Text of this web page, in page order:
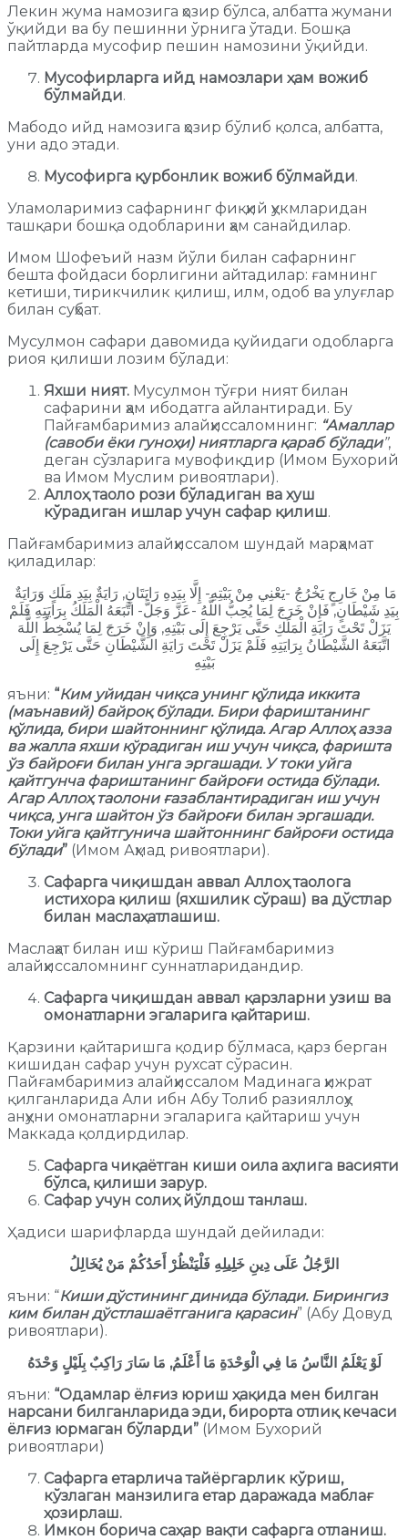
Лекин жума намозига ҳозир бўлса, албатта жумани
ўқийди ва бу пешинни ўрнига ўтади. Бошқа
пайтларда мусофир пешин намозини ўқийди.
Мусофирларга ийд намозлари ҳам вожиб
бўлмайди.
Мабодо ийд намозига ҳозир бўлиб қолса, албатта,
уни адо этади.
Мусофирга қурбонлик вожиб бўлмайди.
Уламоларимиз сафарнинг фиқҳий ҳукмларидан
ташқари бошқа одобларини ҳам санайдилар.
Имом Шофеъий назм йўли билан сафарнинг
бешта фойдаси борлигини айтадилар: ғамнинг
кетиши, тирикчилик қилиш, илм, одоб ва улуғлар
билан суҳбат.
Мусулмон сафари давомида қуйидаги одобларга
риоя қилиши лозим бўлади:
Яхши ният. Мусулмон тўғри ният билан
сафарини ҳам ибодатга айлантиради. Бу
Пайғамбаримиз алайҳиссаломнинг: “Амаллар
(савоби ёки гуноҳи) ниятларга қараб бўлади”,
деган сўзларига мувофиқдир (Имом Бухорий
ва Имом Муслим ривоятлари).
Аллоҳ таоло рози бўладиган ва хуш
кўрадиган ишлар учун сафар қилиш.
Пайғамбаримиз алайҳиссалом шундай марҳамат
қиладилар:
بِيَدِ شَيْطَانٍ, فَإِنْ خَرَجَ لِمَا يُحِبُّ اللَّهُ -عَزَّ وَجَلَّ- اتَّبَعَهُ الْمَلَكُ بِرَايَتِهِ فَلَمْ
يَزَلْ تَحْتَ رَايَةِ الْمَلَكِ حَتَّى يَرْجِعَ إِلَى بَيْتِهِ, وَإِنْ خَرَجَ لِمَا يُسْخِطُ اللَّهَ
اتَّبَعَهُ الشَّيْطَانُ بِرَايَتِهِ فَلَمْ يَزَلْ تَحْتَ رَايَةِ الشَّيْطَانِ حَتَّى يَرْجِعَ إِلَى
بَيْتِهِ
яъни: “Ким уйидан чиқса унинг қўлида иккита
(маънавий) байроқ бўлади. Бири фариштанинг
қўлида, бири шайтоннинг қўлида. Агар Аллоҳ азза
ва жалла яхши кўрадиган иш учун чиқса, фаришта
ўз байроғи билан унга эргашади. У токи уйга
қайтгунча фариштанинг байроғи остида бўлади.
Агар Аллоҳ таолони ғазаблантирадиган иш учун
чиқса, унга шайтон ўз байроғи билан эргашади.
Токи уйга қайтгунича шайтоннинг байроғи остида
бўлади” (Имом Аҳмад ривоятлари).
Сафарга чиқишдан аввал Аллоҳ таолога
истихора қилиш (яхшилик сўраш) ва дўстлар
билан маслаҳатлашиш.
Маслаҳат билан иш кўриш Пайғамбаримиз
алайҳиссаломнинг суннатларидандир.
Сафарга чиқишдан аввал қарзларни узиш ва
омонатларни эгаларига қайтариш.
Қарзини қайтаришга қодир бўлмаса, қарз берган
кишидан сафар учун рухсат сўрасин.
Пайғамбаримиз алайҳиссалом Мадинага ҳижрат
қилганларида Али ибн Абу Толиб разияллоҳу
анҳуни омонатларни эгаларига қайтариш учун
Маккада қолдирдилар.
Сафарга чиқаётган киши оила аҳлига васияти
бўлса, қилиши зарур.
Сафар учун солиҳ йўлдош танлаш.
Ҳадиси шарифларда шундай дейилади:
الرَّجُلُ عَلَى دِينِ خَلِيلِهِ فَلْيَنْظُرْ أَحَدُكُمْ مَنْ يُخَالِلُ
яъни: “Киши дўстининг динида бўлади. Бирингиз
ким билан дўстлашаётганига қарасин” (Абу Довуд
ривоятлари).
لَوْ يَعْلَمُ النَّاسُ مَا فِي الْوَحْدَةِ مَا أَعْلَمُ, مَا سَارَ رَاكِبٌ بِلَيْلٍ وَحْدَهُ
яъни: “Одамлар ёлғиз юриш ҳақида мен билган
нарсани билганларида эди, бирорта отлиқ кечаси
ёлғиз юрмаган бўларди” (Имом Бухорий
ривоятлари)
Сафарга етарлича тайёргарлик кўриш,
кўзлаган манзилига етар даражада маблағ
ҳозирлаш.
Имкон борича саҳар вақти сафарга отланиш.